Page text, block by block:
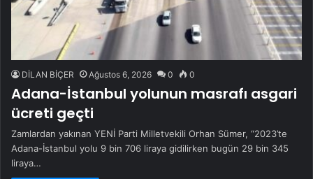
DİLAN BİÇER Ağustos 6, 2026 0 0
Adana-İstanbul yolunun masrafı asgari
ücreti geçti
Zamlardan yakınan YENİ Parti Milletvekili Orhan Sümer, “2023’te
Adana-İstanbul yolu 9 bin 706 liraya gidilirken bugün 29 bin 345
liraya…